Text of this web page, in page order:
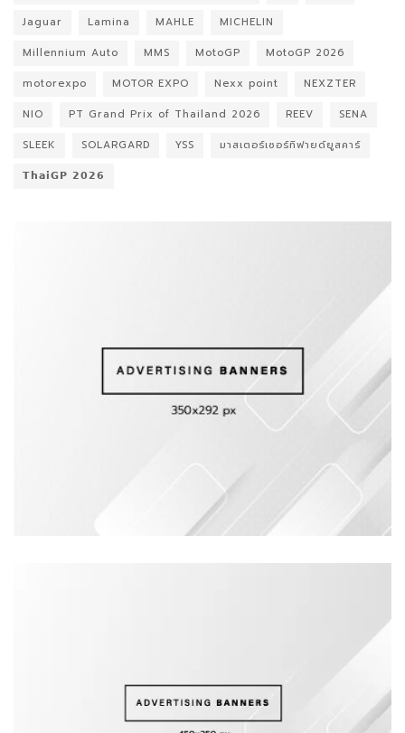
Jaguar
Lamina MAHLE
MICHELIN
Millennium Auto
MMS MotoGP
MotoGP 2026
motorexpo
MOTOR EXPO Nexx point
NEXZTER
NIO
PT Grand Prix of Thailand 2026 REEV
SENA
SLEEK
SOLARGARD YSS
มาสเตอร์เซอร์ทิฟายด์ยูสคาร์
𝗧𝗵𝗮𝗶𝗚𝗣 𝟮𝟬𝟮𝟲